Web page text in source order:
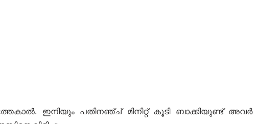
ഇനിയും പതിനഞ്ച് മിനിറ്റ് കൂടി ബാക്കിയുണ്ട് അവർ